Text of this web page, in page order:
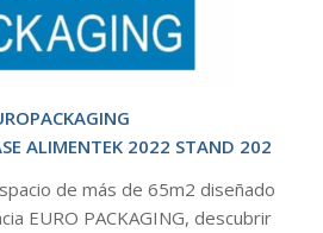
ALIMENTEK 2022 STAND 202
de más de 65m2 diseñado
EURO PACKAGING, descubrir